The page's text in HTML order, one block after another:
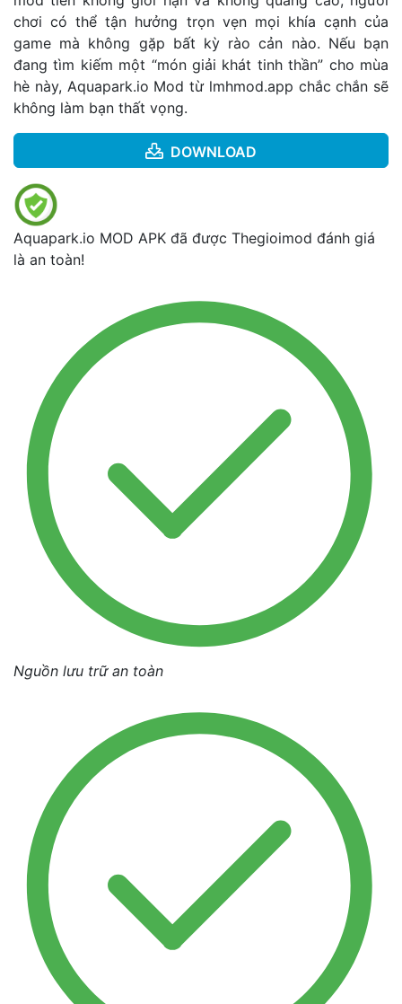
chơi có thể tận hưởng trọn vẹn mọi khía cạnh của
game mà không gặp bất kỳ rào cản nào. Nếu bạn
đang tìm kiếm một “món giải khát tinh thần” cho mùa
hè này, Aquapark.io Mod từ lmhmod.app chắc chắn sẽ
không làm bạn thất vọng.
DOWNLOAD
Aquapark.io MOD APK đã được Thegioimod đánh giá
là an toàn!
Nguồn lưu trữ an toàn